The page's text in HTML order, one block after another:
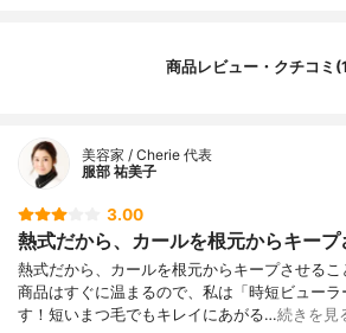
商品レビュー・クチコミ
美容家 / Cherie 代表
服部 祐美子
3.00
熱式だから、カールを根元からキー
熱式だから、カールを根元からキープさせる
商品はすぐに温まるので、私は「時短ビューラ
す！短いまつ毛でもキレイにあがる…続きを見